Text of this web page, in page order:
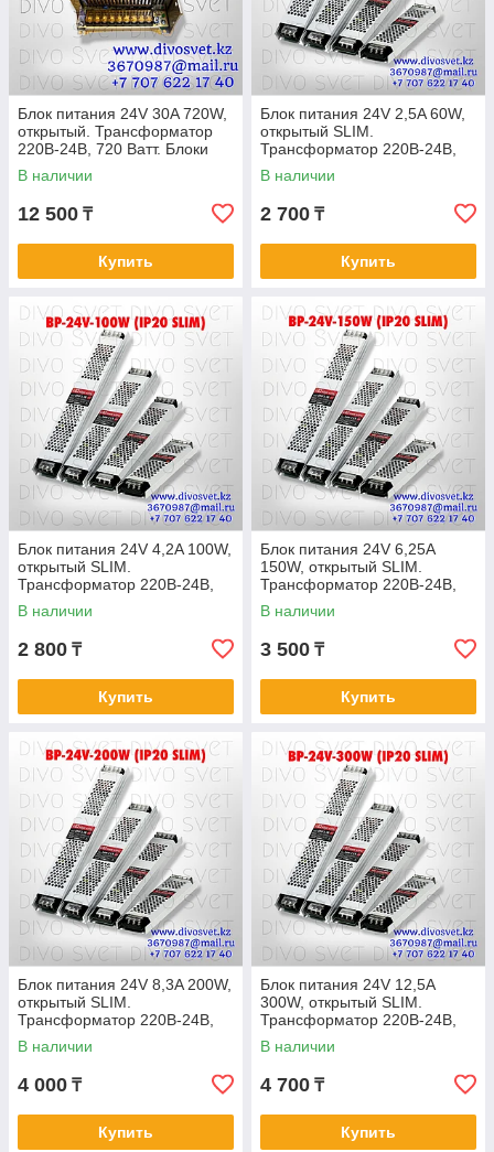
Блок питания 24V 30A 720W,
открытый. Трансформатор
220В-24В, 720 Ватт. Блоки
питания импульсные 24
вольт.
В наличии
12 500 ₸
Купить
Блок питания 24V 2,5A 60W,
открытый SLIM.
Трансформатор 220В-24В,
60 Ватт. Блоки питания
импульсные 24 вольт
В наличии
2 700 ₸
Купить
Блок питания 24V 4,2A 100W,
открытый SLIM.
Трансформатор 220В-24В,
100 Ватт. Блоки питания
импульсные 24 вольт
В наличии
2 800 ₸
Купить
Блок питания 24V 6,25A
150W, открытый SLIM.
Трансформатор 220В-24В,
150 Ватт. Блоки питания
импульсные 24 в
В наличии
3 500 ₸
Купить
Блок питания 24V 8,3A 200W,
открытый SLIM.
Трансформатор 220В-24В,
200 Ватт. Блоки питания
импульсные 24 вольт
В наличии
4 000 ₸
Купить
Блок питания 24V 12,5A
300W, открытый SLIM.
Трансформатор 220В-24В,
300 Ватт. Блоки питания
импульсные 24в
В наличии
4 700 ₸
Купить